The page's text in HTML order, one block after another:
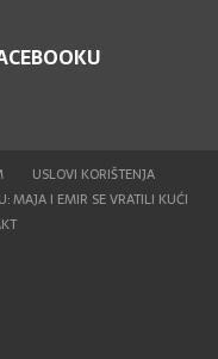
USLOVI KORIŠTENJA
MAJA I EMIR SE VRATILI KUĆI